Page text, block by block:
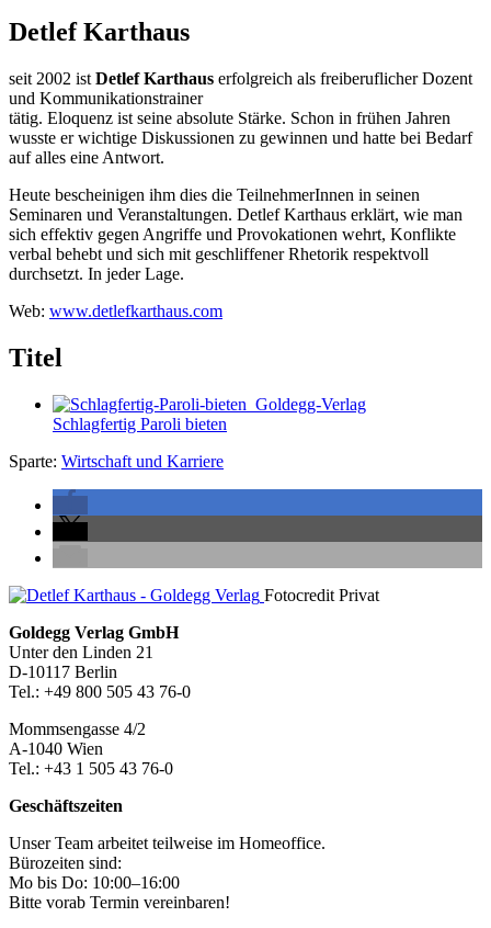
Detlef Karthaus
seit 2002 ist Detlef Karthaus erfolgreich als freiberuflicher Dozent
und Kommunikationstrainer
tätig. Eloquenz ist seine absolute Stärke. Schon in frühen Jahren
wusste er wichtige Diskussionen zu gewinnen und hatte bei Bedarf
auf alles eine Antwort.
Heute bescheinigen ihm dies die TeilnehmerInnen in seinen
Seminaren und Veranstaltungen. Detlef Karthaus erklärt, wie man
sich effektiv gegen Angriffe und Provokationen wehrt, Konflikte
verbal behebt und sich mit geschliffener Rhetorik respektvoll
durchsetzt. In jeder Lage.
Web: www.detlefkarthaus.com
Titel
Schlagfertig Paroli bieten
Sparte: Wirtschaft und Karriere
Seitenleiste Fotocredit Privat
Footer-
Section
Goldegg Verlag GmbH
Unter den Linden 21
D-10117 Berlin
Tel.: +49 800 505 43 76-0
Mommsengasse 4/2
A-1040 Wien
Tel.: +43 1 505 43 76-0
Geschäftszeiten
Unser Team arbeitet teilweise im Homeoffice.
Bürozeiten sind:
Mo bis Do: 10:00–16:00
Bitte vorab Termin vereinbaren!